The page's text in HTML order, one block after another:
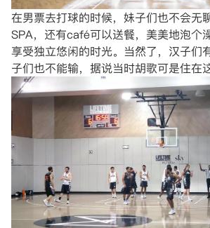
在男票去打球的时候，妹子们也不会无
SPA，还有café可以送餐，美美地泡个
享受独立悠闲的时光。当然了，汉子们
子们也不能输，据说当时胡歌可是住在